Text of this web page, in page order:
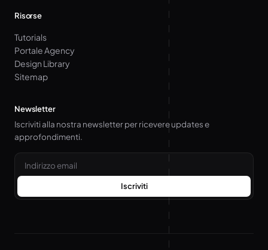
Risorse
Tutorials
Portale Agency
Design Library
Sitemap
Newsletter
Iscriviti alla nostra newsletter per ricevere updates e
approfondimenti.
Email
Iscriviti